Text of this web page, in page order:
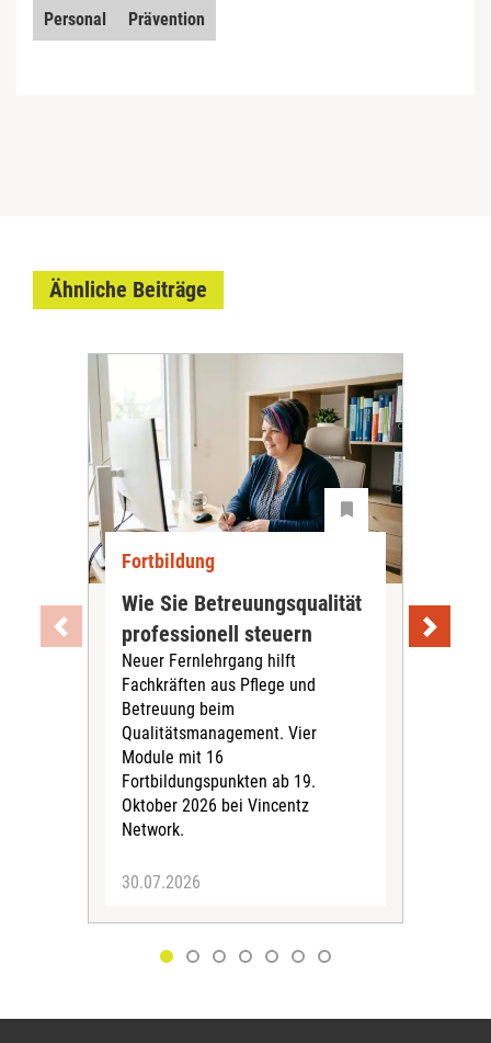
Personal
Prävention
Ähnliche Beiträge
Fortbildung
Wie Sie Betreuungsqualität
professionell steuern
Neuer Fernlehrgang hilft
Fachkräften aus Pflege und
Betreuung beim
Qualitätsmanagement. Vier
Module mit 16
Fortbildungspunkten ab 19.
Oktober 2026 bei Vincentz
Network.
30.07.2026